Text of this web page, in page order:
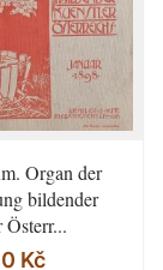
Organ der
bildender
Kč